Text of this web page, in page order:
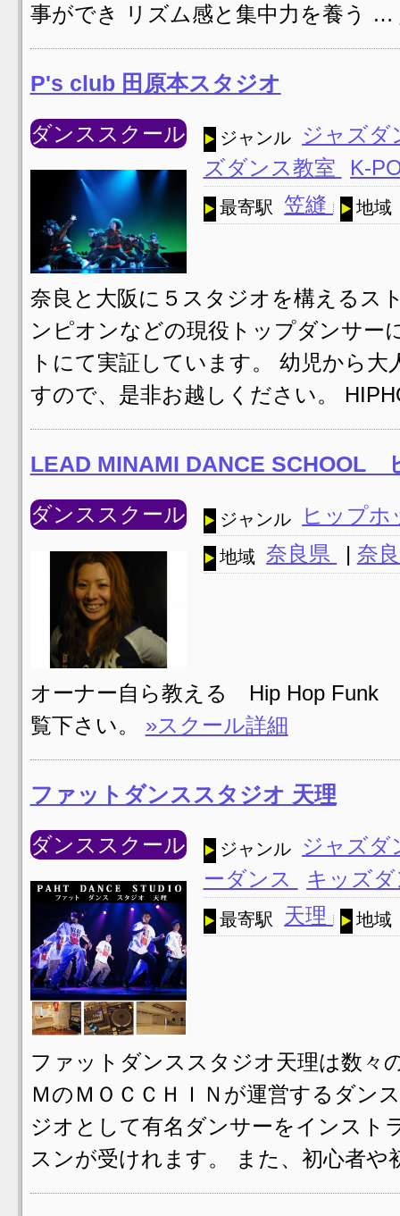
事ができ リズム感と集中力を養う …
P's club 田原本スタジオ
ダンススクール ジャンル
ジャズ
ズダンス教室
K-
最寄駅 笠縫 地域
奈良と大阪に５スタジオを構えるス
ンピオンなどの現役トップダンサー
トにて実証しています。 幼児から
すので、是非お越しください。
LEAD MINAMI DANCE SCHOOL
ダンススクール ジャンル ヒップホ
地域 奈良県 | 奈
オーナー自ら教える Hip Hop Funk
覧下さい。 »スクール詳細
ファットダンススタジオ 天理
ダンススクール ジャンル
ジャズ
ーダンス
キッズ
最寄駅 天理 地域
ファットダンススタジオ天理は数々
ＭのＭＯＣＣＨＩＮが運営するダン
ジオとして有名ダンサーをインスト
スンが受けれます。 また、初心者